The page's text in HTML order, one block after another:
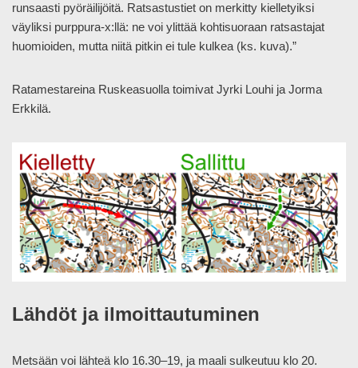
runsaasti pyöräilijöitä. Ratsastustiet on merkitty kielletyiksi
väyliksi purppura-x:llä: ne voi ylittää kohtisuoraan ratsastajat
huomioiden, mutta niitä pitkin ei tule kulkea (ks. kuva).”
Ratamestareina Ruskeasuolla toimivat Jyrki Louhi ja Jorma
Erkkilä.
Lähdöt ja ilmoittautuminen
Metsään voi lähteä klo 16.30–19, ja maali sulkeutuu klo 20.